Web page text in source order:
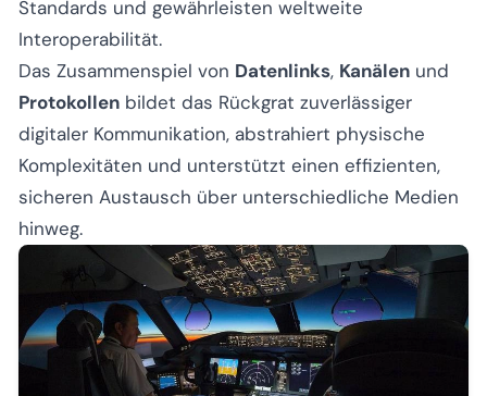
Standards und gewährleisten weltweite
Interoperabilität.
Das Zusammenspiel von Datenlinks, Kanälen und
Protokollen bildet das Rückgrat zuverlässiger
digitaler Kommunikation, abstrahiert physische
Komplexitäten und unterstützt einen effizienten,
sicheren Austausch über unterschiedliche Medien
hinweg.